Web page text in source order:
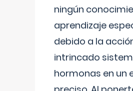
ningún
aprendizaje
debido a la
intrincado
hormonas en un